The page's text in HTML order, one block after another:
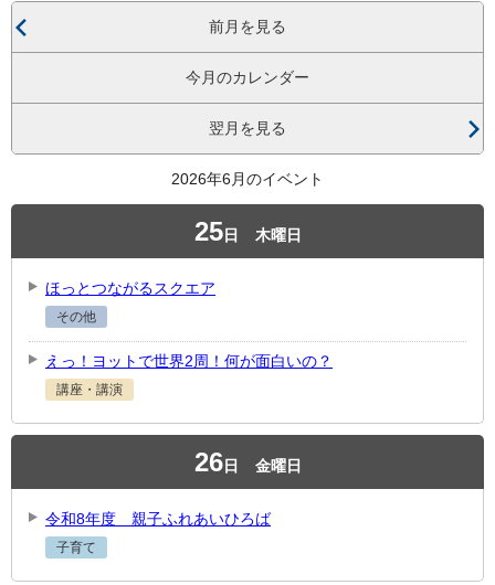
前月を見る
今月のカレンダー
翌月を見る
2026年6月のイベント
25日 木曜日
ほっとつながるスクエア
その他
えっ！ヨットで世界2周！何が面白いの？
講座・講演
26日 金曜日
令和8年度 親子ふれあいひろば
子育て